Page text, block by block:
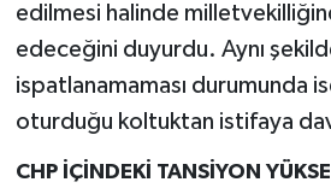
edilmesi halinde
edeceğini duyurdu. Aynı
ispatlanamaması durumunda
oturduğu koltuktan istifaya
CHP İÇİNDEKİ TANSİYON